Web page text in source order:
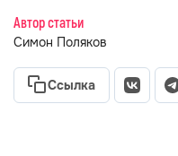
Автор статьи
Симон Поляков
Ссылка